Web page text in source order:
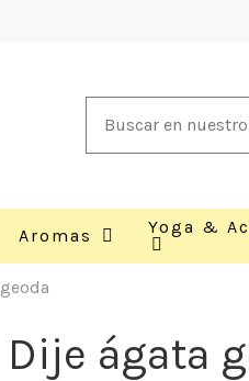
Aromas Yoga &
Dije ágata